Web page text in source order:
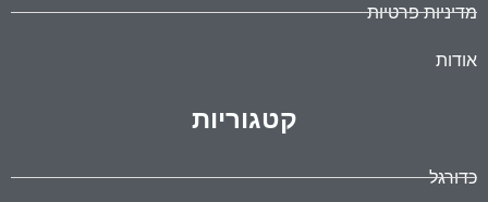
מדיניות פרטיות
אודות
קטגוריות
כדורגל